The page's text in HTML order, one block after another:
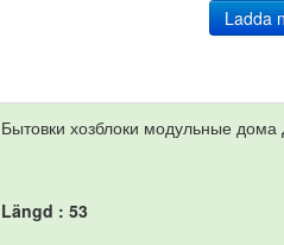
Ladda
Бытовки хозблоки модульные
Längd : 53